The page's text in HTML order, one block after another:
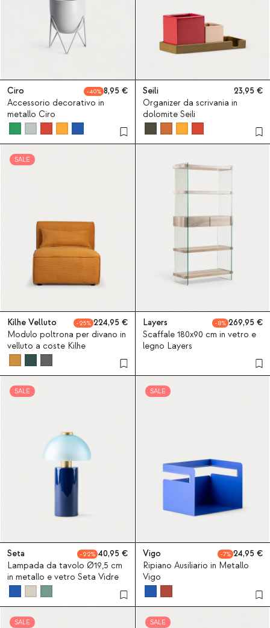
Ciro 40
8,95
Accessorio decorativo in
metallo Ciro
Seili
23,95
Organizer da scrivania in
dolomite Seili
SALE
Kilhe Velluto 25
224,95
Modulo poltrona per divano in
velluto a coste Kilhe
Layers 8
269,95
Scaffale 180x90 cm in vetro e
legno Layers
SALE
Seta 22
40,95
Lampada da tavolo Ø19,5 cm
in metallo e vetro Seta Vidre
SALE
Vigo 7
24,95
Ripiano Ausiliario in Metallo
Vigo
SALE SALE